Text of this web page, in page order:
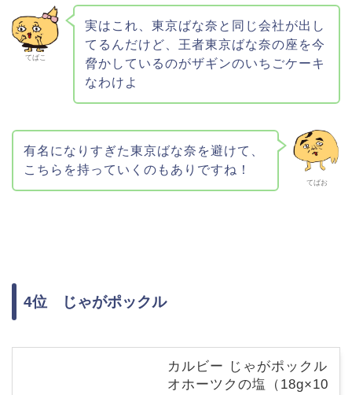
てばこ
実はこれ、東京ばな奈と同じ会社が出し
てるんだけど、王者東京ばな奈の座を今
脅かしているのがザギンのいちごケーキ
なわけよ
てばお
有名になりすぎた東京ばな奈を避けて、
こちらを持っていくのもありですね！
4位 じゃがポックル
カルビー じゃがポックル
オホーツクの塩（18g×10